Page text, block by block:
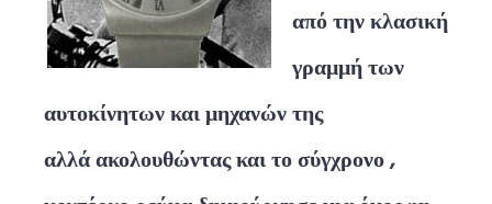
από την κλασική
γραμμή των
αυτοκίνητων και μηχανών της
αλλά ακολουθώντας και το σύγχρονο ,